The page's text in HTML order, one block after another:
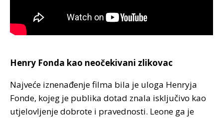
Henry Fonda kao neočekivani zlikovac
Najveće iznenađenje filma bila je uloga Henryja
Fonde, kojeg je publika dotad znala isključivo kao
utjelovljenje dobrote i pravednosti. Leone ga je